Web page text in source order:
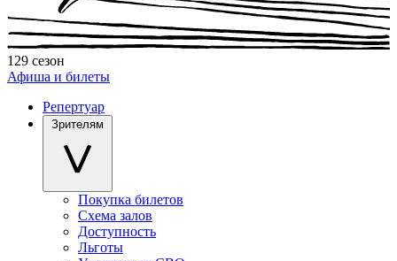
129 сезон
Афиша и билеты
Репертуар
Зрителям
Покупка билетов
Схема залов
Доступность
Льготы